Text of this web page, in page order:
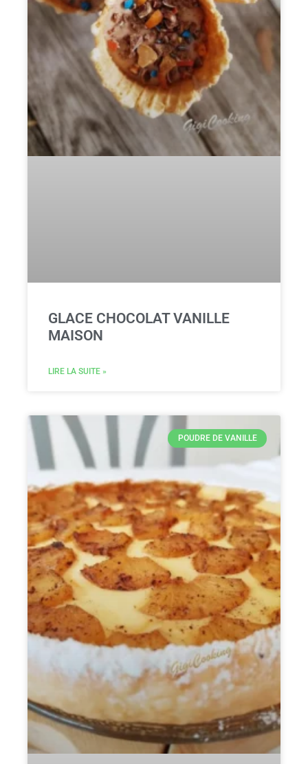
GLACE CHOCOLAT VANILLE
MAISON
LIRE LA SUITE »
POUDRE DE VANILLE